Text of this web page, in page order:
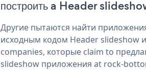
построить a Header
Другие пытаются найти
исходным кодом Header slideshow
companies, которые claim to
slideshow приложения at rock-